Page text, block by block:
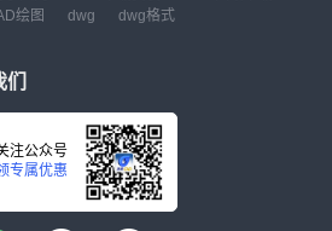
绘图 dwg dwg格式
注公众号
专属优惠